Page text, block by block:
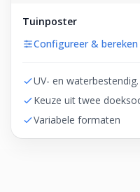
Tuinposter
Configureer & bereken
UV- en
Keuze uit twee
Variabele formaten